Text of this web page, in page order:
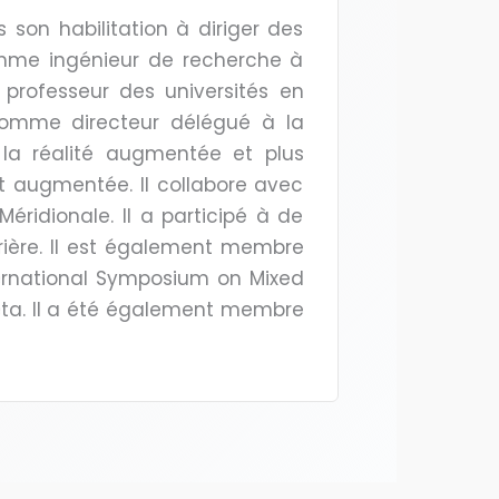
son habilitation à diriger des
ingénieur de recherche à
des universités en
directeur délégué à la
réalité augmentée et plus
Il collabore avec
Méridionale. Il a participé à de
Il est également membre
Symposium on Mixed
Il a été également membre